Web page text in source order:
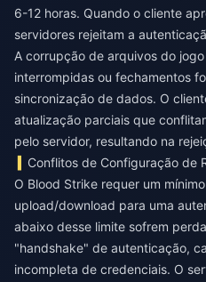
6-12 horas. Quando o cliente
servidores rejeitam a
A corrupção de arquivos do
interrompidas ou fechamentos
sincronização de dados. O
atualização parciais que
pelo servidor, resultando na
Conflitos de Configuração de
O Blood Strike requer um
upload/download para uma
abaixo desse limite sofrem
"handshake" de autenticação,
incompleta de credenciais. O